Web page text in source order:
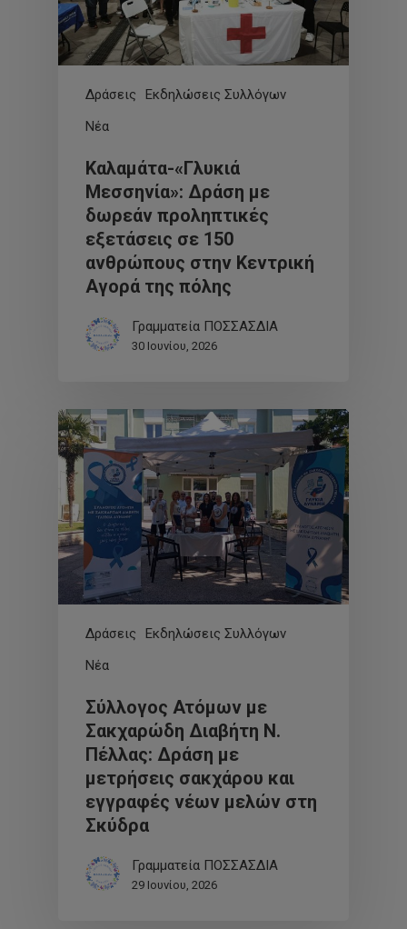
Δράσεις
Εκδηλώσεις Συλλόγων
Νέα
Καλαμάτα-«Γλυκιά
Μεσσηνία»: Δράση με
δωρεάν προληπτικές
εξετάσεις σε 150
ανθρώπους στην Κεντρική
Αγορά της πόλης
Γραμματεία ΠΟΣΣΑΣΔΙΑ
30 Ιουνίου, 2026
Δράσεις
Εκδηλώσεις Συλλόγων
Νέα
Σύλλογος Ατόμων με
Σακχαρώδη Διαβήτη Ν.
Πέλλας: Δράση με
μετρήσεις σακχάρου και
εγγραφές νέων μελών στη
Σκύδρα
Γραμματεία ΠΟΣΣΑΣΔΙΑ
29 Ιουνίου, 2026